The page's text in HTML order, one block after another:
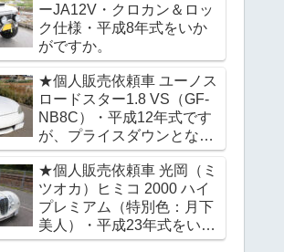
ーJA12V・クロカン＆ロッ
ク仕様・平成8年式をいか
がですか。
★個人販売依頼車 ユーノス
ロードスター1.8 VS（GF-
NB8C）・平成12年式です
が、プライスダウンとなり
ました。※この機会に改め
てご検討いただければ幸い
です。
★個人販売依頼車 光岡（ミ
ツオカ）ヒミコ 2000 ハイ
プレミアム（特別色：月下
美人）・平成23年式をいか
がですか。